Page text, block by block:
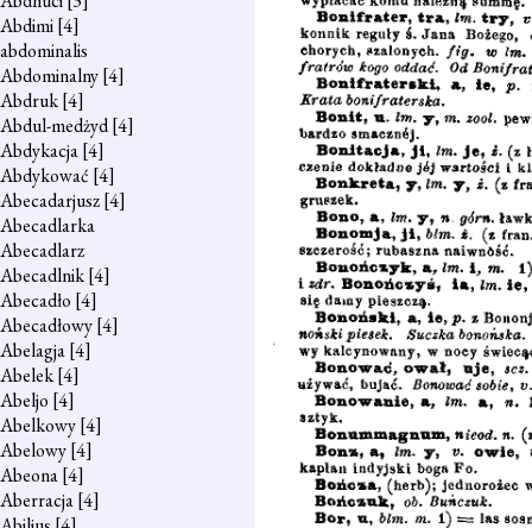
Abdimi[4]
abdominalis
Abdominalny[4]
Abdruk[4]
Abdul-medżyd[4]
Abdykacja[4]
Abdykować [4]
Abecadarjusz[4]
Abecadlarka
Abecadlarz
Abecadlnik[4]
Abecadło [4]
Abecadłowy[4]
Abelagja[4]
Abelek[4]
Abeljo [4]
Abelkowy[4]
Abelowy[4]
Abeona[4]
Aberracja[4]